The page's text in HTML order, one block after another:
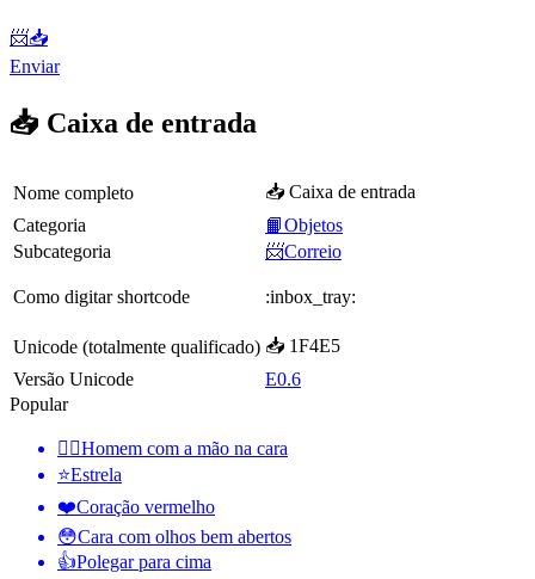
📨📥
Enviar
📥 Caixa de entrada
Nome completo
📥 Caixa de entrada
Categoria
📙Objetos
Subcategoria
📨Correio
Como digitar shortcode :inbox_tray:
Unicode (totalmente qualificado) 📥 1F4E5
Versão Unicode
E0.6
Popular
🤦‍♂️Homem com a mão na cara
⭐Estrela
❤️Coração vermelho
😳Cara com olhos bem abertos
👍Polegar para cima